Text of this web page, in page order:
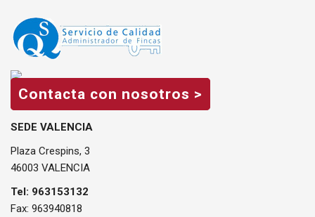
Contacta con nosotros >
SEDE VALENCIA
Plaza Crespins, 3
46003 VALENCIA
Tel: 963153132
Fax: 963940818